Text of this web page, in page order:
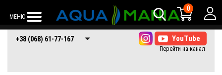
МЕНЮ
0
+38 (068) 61-77-
167
+38 (066) 61-77-+38 (073) 61-77-
167
+38 (068) 61-77-167